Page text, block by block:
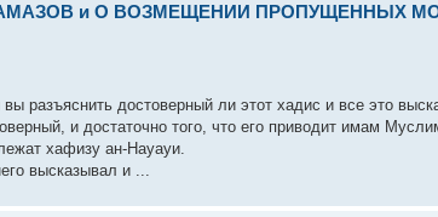
и О ВОЗМЕЩЕНИИ ПРОПУЩЕННЫХ
разъяснить достоверный ли этот хадис и все это
и достаточно того, что его приводит имам
хафизу ан-Науауи.
высказывал и ...